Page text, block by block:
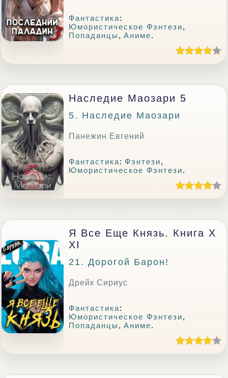
Фантастика:
Юмористическое Фэнтези,
Попаданцы ,Аниме.
Наследие Маозари 5
5. Наследие Маозари
Панежин Евгений
Фантастика: Фэнтези,
Юмористическое Фэнтези.
Я Все Еще Князь. Книга X
XI
21. Дорогой Барон!
Дрейк Сириус
Фантастика:
Юмористическое Фэнтези,
Попаданцы ,Аниме.